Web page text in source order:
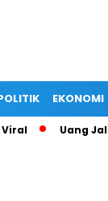
EKONOMI
Uang Jalan